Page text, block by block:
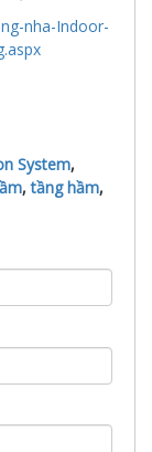
nha-Indoor-
System,
,tầng hầm,